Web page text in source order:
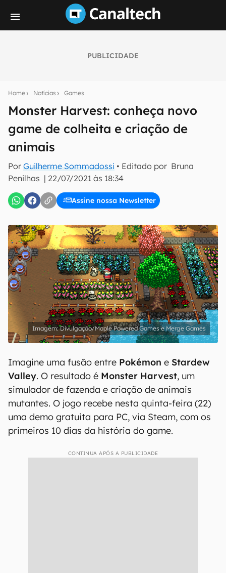
PUBLICIDADE
Home Notícias Games
Monster Harvest: conheça novo
game de colheita e criação de
animais
Por Guilherme Sommadossi • Editado por Bruna
Penilhas | 22/07/2021 às 18:34
Assine nossa Newsletter
notícias e reviews sobre tecnologia em primeira
E-mail
inscreva-se
Confirmo que li, aceito e concordo com os Termos de
Uso e Política de Privacidade do Canaltech.
Divulgação/Maple Powered Games e Merge Games
Imagine uma fusão entre Pokémon e Stardew
Valley. O resultado é Monster Harvest, um
simulador de fazenda e criação de animais
mutantes. O jogo recebe nesta quinta-feira (22)
uma demo gratuita para PC, via Steam, com os
primeiros 10 dias da história do game.
CONTINUA APÓS A PUBLICIDADE